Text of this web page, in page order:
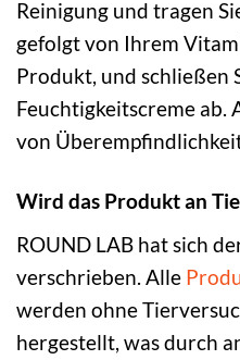
Reinigung und tragen
gefolgt von Ihrem
Produkt, und schließen
Feuchtigkeitscreme ab.
von
Wird das Produkt an
ROUND LAB hat sich
verschrieben. Alle
werden ohne
hergestellt, was durch